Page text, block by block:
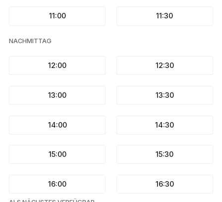
11:00 11:30
NACHMITTAG
12:00 12:30
13:00 13:30
14:00 14:30
15:00 15:30
16:00 16:30